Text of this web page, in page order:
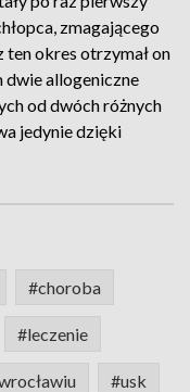
zmagającego
ten okres otrzymał on
allogeniczne
od dwóch różnych
jedynie dzięki
#choroba
#leczenie
#usk